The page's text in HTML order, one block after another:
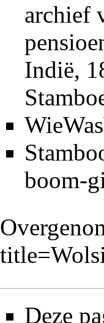
archief
Indië,
Deze